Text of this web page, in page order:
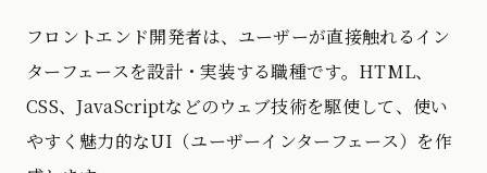
フロントエンド開発者は、ユーザーが直接触れるイン
ターフェースを設計・実装する職種です。HTML、
CSS、JavaScriptなどのウェブ技術を駆使して、使い
やすく魅力的なUI（ユーザーインターフェース）を作